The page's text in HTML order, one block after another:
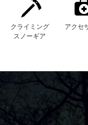
クライミング
スノーギア
アクセ